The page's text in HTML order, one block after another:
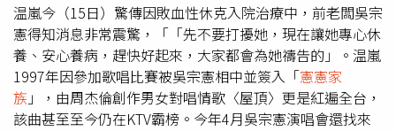
温嵐今（15日）驚傳因敗血性休克入院治療中，前老闆吳宗
憲得知消息非常震驚，「「先不要打擾她，現在讓她專心休
養、安心養病，趕快好起來，大家都會為她禱告的」。温嵐
1997年因參加歌唱比賽被吳宗憲相中並簽入「憲憲家
族 」，由周杰倫創作男女對唱情歌〈屋頂〉更是紅遍全台，
該曲甚至至今仍在KTV霸榜。今年4月吳宗憲演唱會還找來